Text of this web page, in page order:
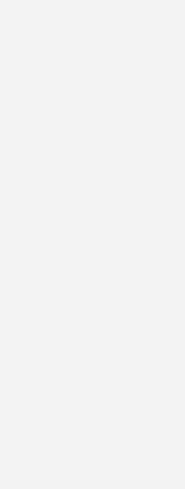
Er bietet 180 Kilowatt
Gewicht. Das vereinfacht
Jahr wurde das Gerät um neue